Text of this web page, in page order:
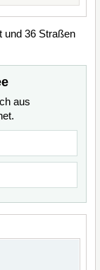
und 36 Straßen
aus